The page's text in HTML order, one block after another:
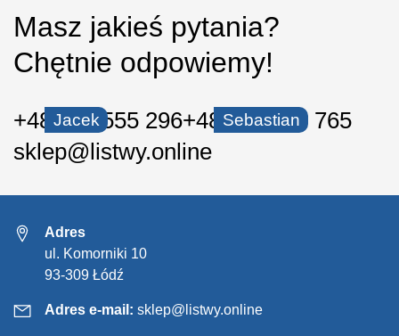
Masz jakieś pytania?
Chętnie odpowiemy!
Jacek
+48 535 555 296 Sebastian
+48 530 550 765
sklep@listwy.online
Adres
ul. Komorniki 10
93-309 Łódź
Adres e-mail: sklep@listwy.online